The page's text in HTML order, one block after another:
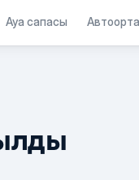
Ауа сапасы